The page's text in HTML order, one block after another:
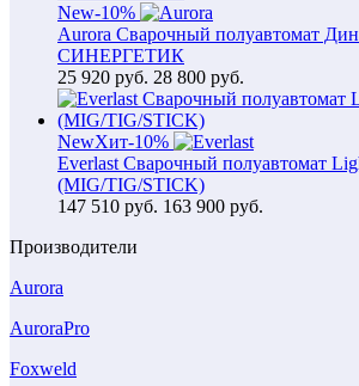
New-10%
Aurora Сварочный полуавтомат
СИНЕРГЕТИК
25 920 руб. 28 800 руб.
NewХит-10%
Everlast Сварочный полуавтомат
(MIG/TIG/STICK)
147 510 руб. 163 900 руб.
Производители
Aurora
AuroraPro
Foxweld